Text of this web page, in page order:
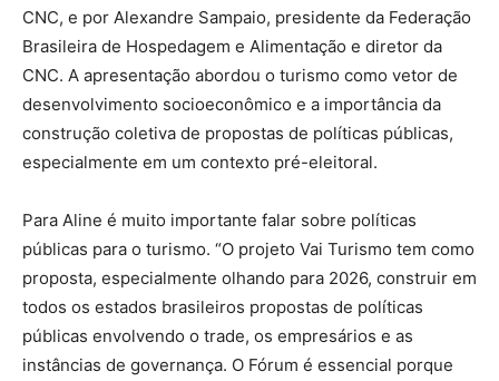
CNC, e por Alexandre Sampaio, presidente da Federação
Brasileira de Hospedagem e Alimentação e diretor da
CNC. A apresentação abordou o turismo como vetor de
desenvolvimento socioeconômico e a importância da
construção coletiva de propostas de políticas públicas,
especialmente em um contexto pré-eleitoral.
Para Aline é muito importante falar sobre políticas
públicas para o turismo. “O projeto Vai Turismo tem como
proposta, especialmente olhando para 2026, construir em
todos os estados brasileiros propostas de políticas
públicas envolvendo o trade, os empresários e as
instâncias de governança. O Fórum é essencial porque